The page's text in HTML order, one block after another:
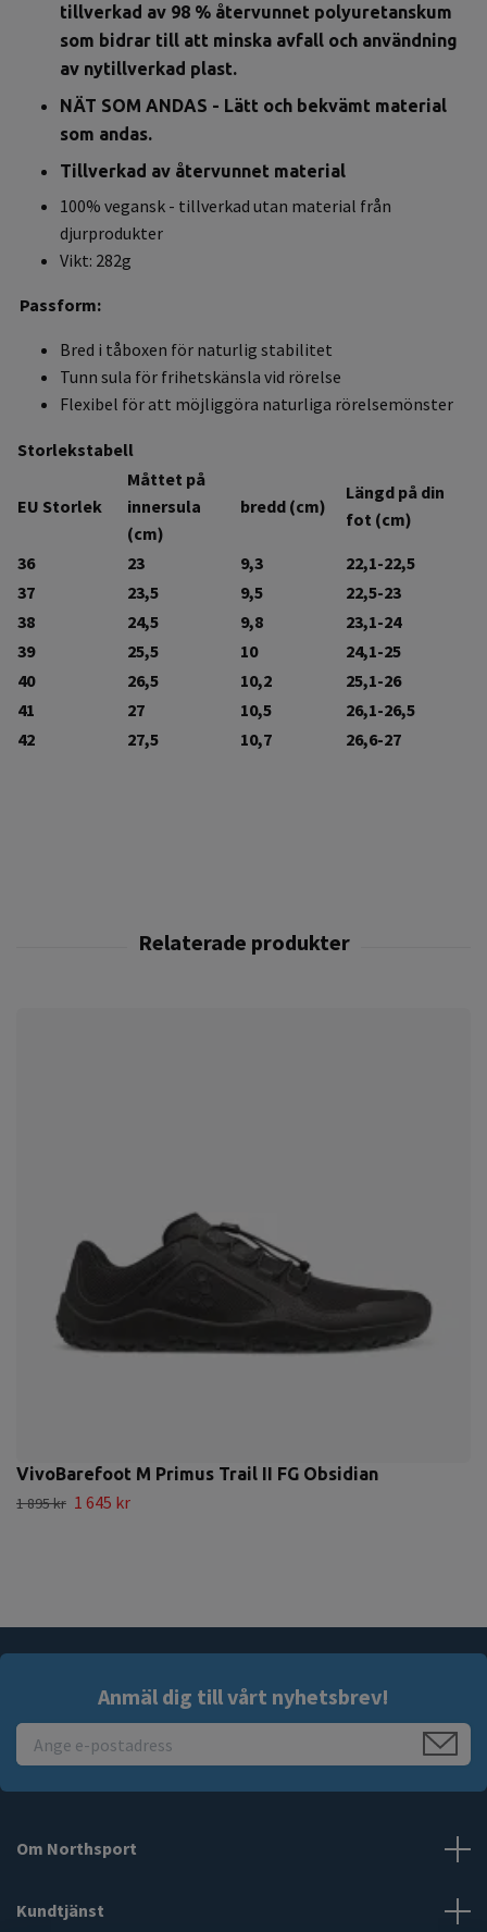
tillverkad av 98 % återvunnet polyuretanskum
som bidrar till att minska avfall och användning
av nytillverkad plast.
NÄT SOM ANDAS - Lätt och bekvämt material
som andas.
Tillverkad av återvunnet material
100% vegansk - tillverkad utan material från
djurprodukter
Vikt: 282g
Passform:
Bred i tåboxen för naturlig stabilitet
Tunn sula för frihetskänsla vid rörelse
Flexibel för att möjliggöra naturliga rörelsemönster
Storlekstabell
EU Storlek
Måttet på
innersula
(cm)
bredd (cm)
Längd på din
fot (cm)
36
23 9,3
22,1-22,5
37
23,5 9,5
22,5-23
38
24,5 9,8
23,1-24
39
25,5 10
24,1-25
40
26,5 10,2
25,1-26
41
27 10,5
26,1-26,5
42
27,5 10,7 26,6-27
VivoBarefoot M Primus Trail II FG Obsidian
1 895 kr 1 645 kr
Anmäl dig till vårt nyhetsbrev!
Om Northsport
Kundtjänst